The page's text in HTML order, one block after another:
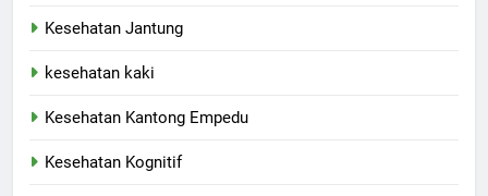
Kesehatan Jantung
kesehatan kaki
Kesehatan Kantong Empedu
Kesehatan Kognitif